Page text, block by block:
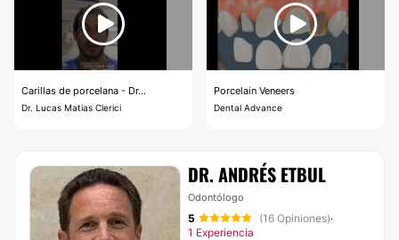
Carillas de porcelana - Dr...
Dr. Lucas Matias Clerici
Porcelain Veneers
Dental Advance
DR. ANDRÉS ETBUL
Odontólogo
5 (16 Opiniones)·
1 Experiencia